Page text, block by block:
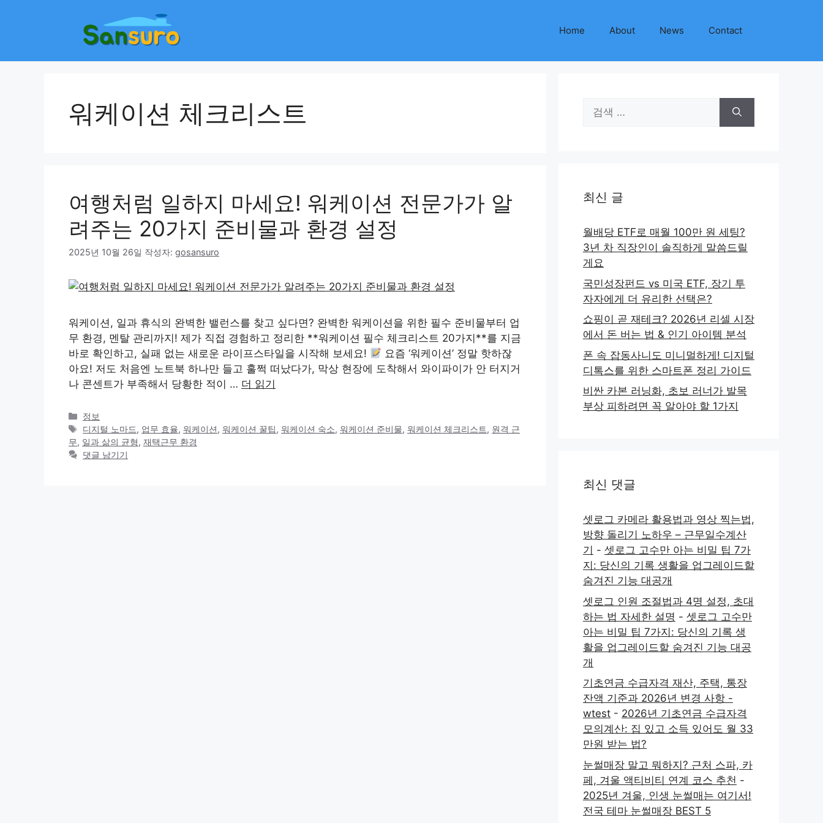
Home About News Contact
워케이션 체크리스트
여행처럼 일하지 마세요! 워케이션 전문가가 알
려주는 20가지 준비물과 환경 설정
2025년 10월 26일 작성자: gosansuro
워케이션, 일과 휴식의 완벽한 밸런스를 찾고 싶다면? 완벽한 워케이션을 위한 필수 준비물부터 업
무 환경, 멘탈 관리까지! 제가 직접 경험하고 정리한 **워케이션 필수 체크리스트 20가지**를 지금
바로 확인하고, 실패 없는 새로운 라이프스타일을 시작해 보세요!
요즘 ‘워케이션’ 정말 핫하잖
아요! 저도 처음엔 노트북 하나만 들고 훌쩍 떠났다가, 막상 현장에 도착해서 와이파이가 안 터지거
나 콘센트가 부족해서 당황한 적이 … 더 읽기
카
테
고
리
정보
태
그
디지털 노마드, 업무 효율,워케이션,워케이션 꿀팁,워케이션 숙소,워케이션 준비물,워케이션 체크리스트, 원격 근
무, 일과 삶의 균형, 재택근무 환경
댓글 남기기
색:
최신 글
월배당 ETF로 매월 100만 원 세팅?
3년 차 직장인이 솔직하게 말씀드릴
게요
국민성장펀드 vs 미국 ETF, 장기 투
자자에게 더 유리한 선택은?
쇼핑이 곧 재테크? 2026년 리셀 시장
에서 돈 버는 법 & 인기 아이템 분석
폰 속 잡동사니도 미니멀하게! 디지털
디톡스를 위한 스마트폰 정리 가이드
비싼 카본 러닝화, 초보 러너가 발목
부상 피하려면 꼭 알아야 할 1가지
최신 댓글
셋로그 카메라 활용법과 영상 찍는법,
방향 돌리기 노하우 – 근무일수계산
기 - 셋로그 고수만 아는 비밀 팁 7가
지: 당신의 기록 생활을 업그레이드할
숨겨진 기능 대공개
셋로그 인원 조절법과 4명 설정, 초대
하는 법 자세한 설명 - 셋로그 고수만
아는 비밀 팁 7가지: 당신의 기록 생
활을 업그레이드할 숨겨진 기능 대공
개
기초연금 수급자격 재산, 주택, 통장
잔액 기준과 2026년 변경 사항 -
wtest - 2026년 기초연금 수급자격
모의계산: 집 있고 소득 있어도 월 33
만원 받는 법?
눈썰매장 말고 뭐하지? 근처 스파, 카
페, 겨울 액티비티 연계 코스 추천 -
2025년 겨울, 인생 눈썰매는 여기서!
전국 테마 눈썰매장 BEST 5